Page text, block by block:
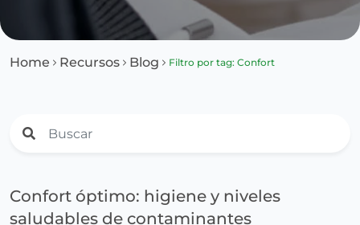
Home Recursos Blog Filtro por tag: Confort
Confort óptimo: higiene y niveles
saludables de contaminantes